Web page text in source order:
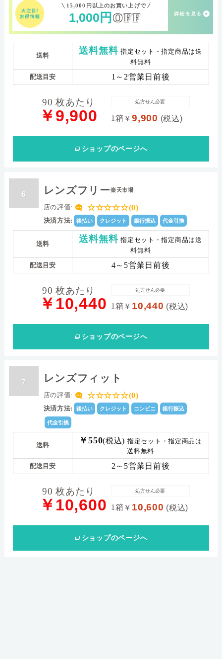
15,000円以上のお買い上げで
1,000 円 OFF
送料 送料無料 指定セット・指定商品は送
料無料
配送目安 1～2営業日前後
90 枚あたり
￥9,900 1箱 ￥9,900 (税込)
処方せん必要
ショップのページへ
6 レンズフリー楽天市場
店の評価: ☆☆☆☆☆(0)
決済方法: 後払い クレジット 銀行振込 代金引換
送料 送料無料 指定セット・指定商品は送
料無料
配送目安 4～5営業日前後
90 枚あたり
￥10,440 1箱 ￥ 10,440 (税込)
処方せん必要
ショップのページへ
7 レンズフィット
店の評価: ☆☆☆☆☆(0)
決済方法: 後払い クレジット コンビニ 銀行振込
代金引換
送料 ￥550(税込) 指定セット・指定商品は
送料無料
配送目安 2～5営業日前後
90 枚あたり
￥10,600 1箱 ￥ 10,600 (税込)
処方せん必要
ショップのページへ